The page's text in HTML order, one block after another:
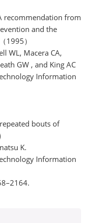
recommendation from
and the
1995）
WL, Macera CA,
GW , and King AC
Information
bouts of
K.
Information